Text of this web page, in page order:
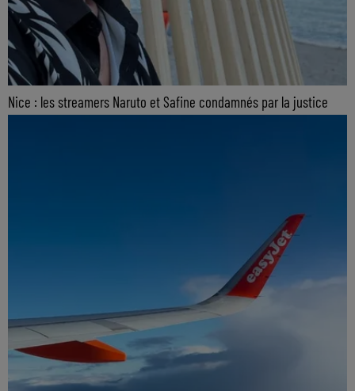
Nice : les streamers Naruto et Safine condamnés par la justice